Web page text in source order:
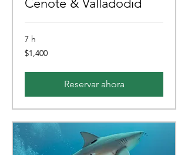
7 h
1,400
pesos
$1,400
Reservar ahora